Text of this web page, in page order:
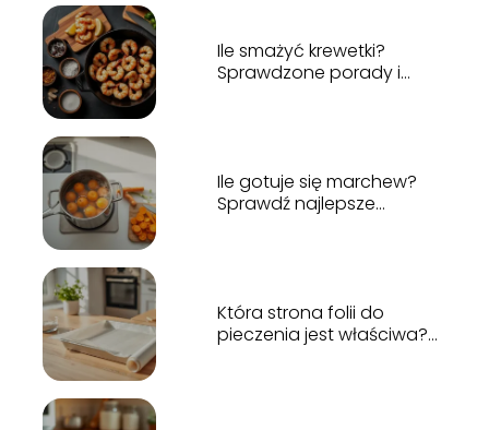
Ile smażyć krewetki?
Sprawdzone porady i
Ile gotuje się marchew?
Sprawdź najlepsze
Która strona folii do
pieczenia jest właściwa?